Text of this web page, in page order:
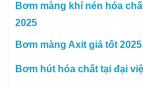
Bơm màng khí nén hóa
2025
Bơm màng Axit giá tốt
Bơm hút hóa chất tại đại